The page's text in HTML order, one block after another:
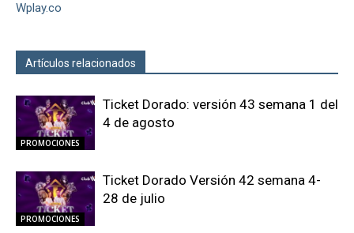
Wplay.co
Artículos relacionados
PROMOCIONES
Ticket Dorado: versión 43 semana 1 del
4 de agosto
PROMOCIONES
Ticket Dorado Versión 42 semana 4-
28 de julio